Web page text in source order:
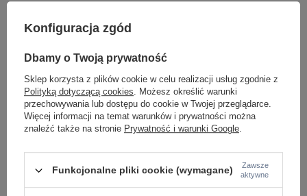
Potrzebujesz pomocy? Masz pytania lub
chcesz lepszą cenę?
Napisz do nas - doradzimy, odpowiemy
szybko i przygotujemy indywidualną ofertę
dopasowaną do Ciebie..
Napisz do nas
Konfiguracja zgód
Dbamy o Twoją prywatność
Sklep korzysta z plików cookie w celu realizacji usług zgodnie z
Polityką dotyczącą cookies. Możesz określić warunki
przechowywania lub dostępu do cookie w Twojej przeglądarce.
Więcej informacji na temat warunków i prywatności można
znaleźć także na stronie Prywatność i warunki Google.
Funkcjonalne pliki cookie (wymagane)
Zawsze
aktywne